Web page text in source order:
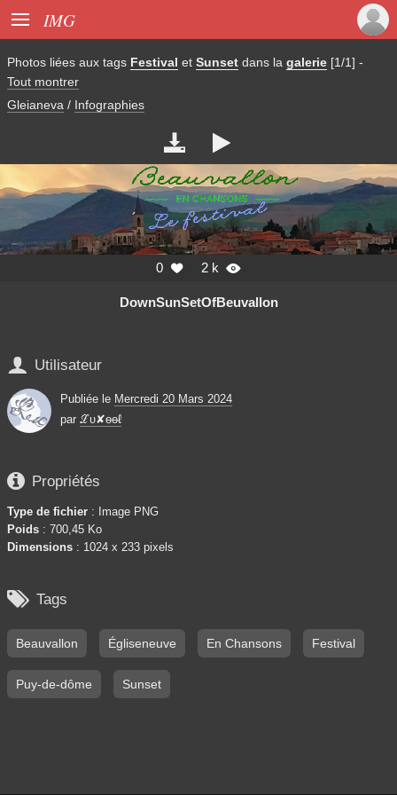
 IMG
Photos liées aux tags Festival et Sunset dans la galerie [1/1] -
Tout montrer
Gleianeva / Infographies
 
0  2 k 
DownSunSetOfBeuvallon
 Utilisateur
Publiée le Mercredi 20 Mars 2024
par ℒυ✘ѳѳℓ
 Propriétés
Type de fichier : Image PNG
Poids : 700,45 Ko
Dimensions : 1024 x 233 pixels
 Tags
Beauvallon Égliseneuve En Chansons Festival
Puy-de-dôme Sunset